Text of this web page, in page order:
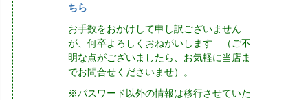
ちら
お手数をおかけして申し訳ございません
が、何卒よろしくおねがいします （ご不
明な点がございましたら、お気軽に当店ま
でお問合せくださいませ）。
※パスワード以外の情報は移行させていた